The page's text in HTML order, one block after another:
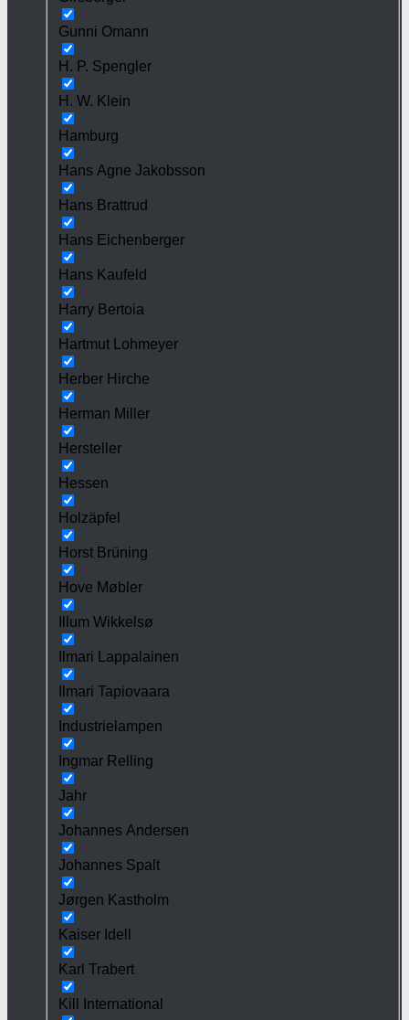
Gunni Omann
H. P. Spengler
H. W. Klein
Hamburg
Hans Agne Jakobsson
Hans Brattrud
Hans Eichenberger
Hans Kaufeld
Harry Bertoia
Hartmut Lohmeyer
Herber Hirche
Herman Miller
Hersteller
Hessen
Holzäpfel
Horst Brüning
Hove Møbler
Illum Wikkelsø
Ilmari Lappalainen
Ilmari Tapiovaara
Industrielampen
Ingmar Relling
Jahr
Johannes Andersen
Johannes Spalt
Jørgen Kastholm
Kaiser Idell
Karl Trabert
Kill International